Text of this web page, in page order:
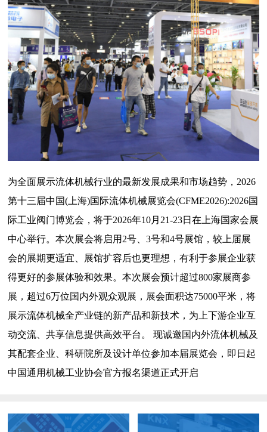
为全面展示流体机械行业的最新发展成果和市场趋势，2026
第十三届中国(上海)国际流体机械展览会(CFME2026):2026国
际工业阀门博览会，将于2026年10月21-23日在上海国家会展
中心举行。本次展会将启用2号、3号和4号展馆，较上届展
会的展期更适宜、展馆扩容后也更理想，有利于参展企业获
得更好的参展体验和效果。本次展会预计超过800家展商参
展，超过6万位国内外观众观展，展会面积达75000平米，将
展示流体机械全产业链的新产品和新技术，为上下游企业互
动交流、共享信息提供高效平台。 现诚邀国内外流体机械及
其配套企业、科研院所及设计单位参加本届展览会，即日起
中国通用机械工业协会官方报名渠道正式开启